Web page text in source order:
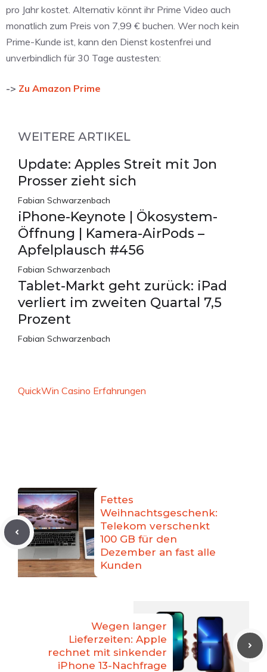
pro Jahr kostet. Alternativ könnt ihr Prime Video auch
monatlich zum Preis von 7,99 € buchen. Wer noch kein
Prime-Kunde ist, kann den Dienst kostenfrei und
unverbindlich für 30 Tage austesten:
-> Zu Amazon Prime
WEITERE ARTIKEL
Update: Apples Streit mit Jon
Prosser zieht sich
Fabian Schwarzenbach
iPhone-Keynote | Ökosystem-
Öffnung | Kamera-AirPods –
Apfelplausch #456
Fabian Schwarzenbach
Tablet-Markt geht zurück: iPad
verliert im zweiten Quartal 7,5
Prozent
Fabian Schwarzenbach
QuickWin Casino Erfahrungen
Fettes
Weihnachtsgeschenk:
Telekom verschenkt
100 GB für den
Dezember an fast alle
Kunden
Wegen langer
Lieferzeiten: Apple
rechnet mit sinkender
iPhone 13-Nachfrage